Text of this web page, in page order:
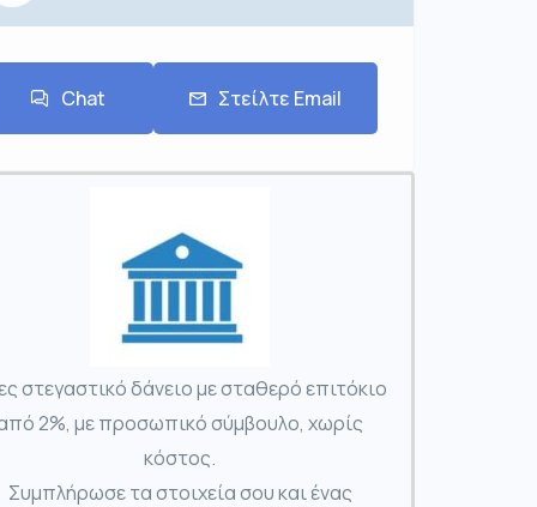
Chat Στείλτε Email
στεγαστικό δάνειο με σταθερό επιτόκιο
2%, με προσωπικό σύμβουλο, χωρίς
κόστος.
Συμπλήρωσε τα στοιχεία σου και ένας